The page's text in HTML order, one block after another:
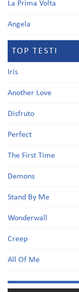
La Prima Volta
Angela
TOP TESTI
Iris
Another Love
Disfruto
Perfect
The First Time
Demons
Stand By Me
Wonderwall
Creep
All Of Me